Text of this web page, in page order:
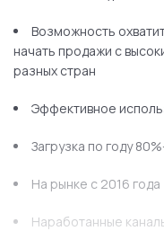
Возможность
начать продажи с
разных стран
Эффективное
Загрузка по году
На рынке с 2016 года
Наработанные